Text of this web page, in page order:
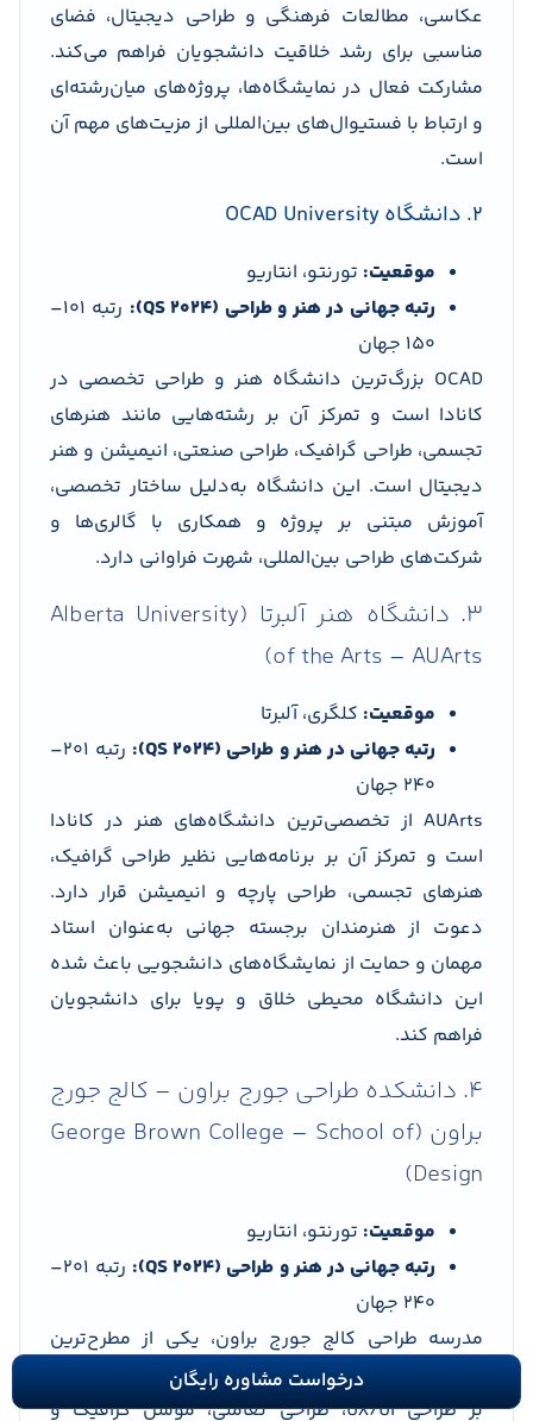
عکاسی، مطالعات فرهنگی و طراحی دیجیتال، فضای
مناسبی برای رشد خلاقیت دانشجویان فراهم می‌کند.
مشارکت فعال در نمایشگاه‌ها، پروژه‌های میان‌رشته‌ای
و ارتباط با فستیوال‌های بین‌المللی از مزیت‌های مهم آن
است.
2. دانشگاه OCAD University
موقعیت: تورنتو، انتاریو
رتبه جهانی در هنر و طراحی (QS 2024):
رتبه 101–
150 جهان
OCAD بزرگ‌ترین دانشگاه هنر و طراحی تخصصی در
کانادا است و تمرکز آن بر رشته‌هایی مانند هنرهای
تجسمی، طراحی گرافیک، طراحی صنعتی، انیمیشن و هنر
دیجیتال است. این دانشگاه به‌دلیل ساختار تخصصی،
آموزش مبتنی بر پروژه و همکاری با گالری‌ها و
شرکت‌های طراحی بین‌المللی، شهرت فراوانی دارد.
3. دانشگاه هنر آلبرتا (Alberta University
of the Arts – AUArts)
موقعیت: کلگری، آلبرتا
رتبه جهانی در هنر و طراحی (QS 2024):
رتبه 201–
240 جهان
AUArts از تخصصی‌ترین دانشگاه‌های هنر در کانادا
است و تمرکز آن بر برنامه‌هایی نظیر طراحی گرافیک،
هنرهای تجسمی، طراحی پارچه و انیمیشن قرار دارد.
دعوت از هنرمندان برجسته جهانی به‌عنوان استاد
مهمان و حمایت از نمایشگاه‌های دانشجویی باعث شده
این دانشگاه محیطی خلاق و پویا برای دانشجویان
فراهم کند.
4. دانشکده طراحی جورج براون – کالج جورج
براون (George Brown College – School of
Design)
موقعیت: تورنتو، انتاریو
رتبه جهانی در هنر و طراحی (QS 2024):
رتبه 201–
240 جهان
مدرسه طراحی کالج جورج براون، یکی از مطرح‌ترین
مؤسسات آموزش عملی طراحی در کانادا است. تمرکز آن
بر طراحی UX/UI، طراحی تعاملی، موشن گرافیک و
درخواست مشاوره رایگان